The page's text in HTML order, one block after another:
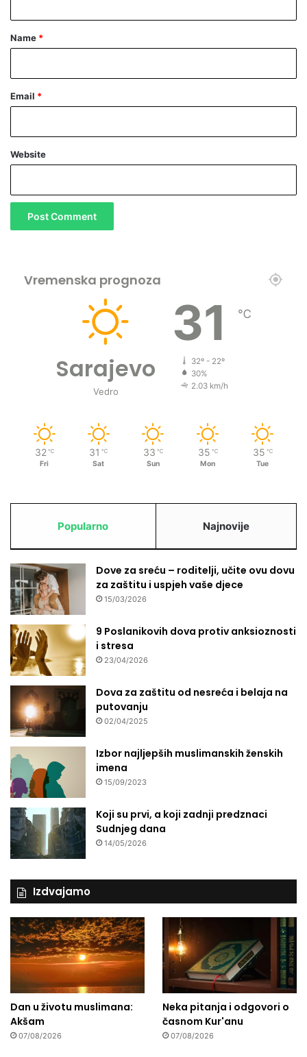
*
Name *
Email *
Website
Vremenska prognoza
Sarajevo
Vedro
31 ℃
32º - 22º
30%
2.03 km/h
32 ℃
Fri
31 ℃
Sat
33 ℃
Sun
35 ℃
Mon
35 ℃
Tue
Popularno Najnovije
Dove za sreću – roditelji, učite ovu dovu
za zaštitu i uspjeh vaše djece
15/03/2026
9 Poslanikovih dova protiv anksioznosti
i stresa
23/04/2026
Dova za zaštitu od nesreća i belaja na
putovanju
02/04/2025
Izbor najljepših muslimanskih ženskih
imena
15/09/2023
Koji su prvi, a koji zadnji predznaci
Sudnjeg dana
14/05/2026
Izdvajamo
Dan u životu muslimana:
Akšam
07/08/2026
Neka pitanja i odgovori o
časnom Kur'anu
07/08/2026